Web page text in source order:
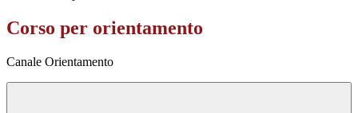
Corso per orientamento
Canale Orientamento